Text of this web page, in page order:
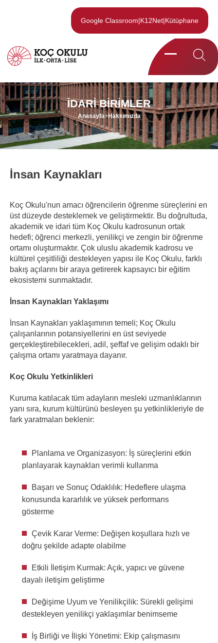
Google Classroom|K12Net|Kütüphane
İDARI BIRIMLER
Anasayfa>Hakkımızda
İnsan Kaynakları
Koç Okulu'nun amacı öğrencilerin öğrenme süreçlerini en
üst düzeyde desteklemek ve geliştirmektir. Bu doğrultuda,
akademik ve idari tüm Koç Okulu kadrosunun ortak
hedefi; öğrenci merkezli, yenilikçi ve zengin bir öğrenme
ortamı oluşturmaktır. Çok uluslu akademik kadrosu ve
kültürel çeşitliliği destekleyen yapısı ile Koç Okulu, farklı
bakış açılarını bir araya getirerek kapsayıcı bir eğitim
ekosistemi sunmaktadır.
İnsan Kaynakları Yaklaşımı
İnsan Kaynakları yaklaşımının temeli; Koç Okulu
çalışanlarının potansiyellerini en üst seviyede
gerçekleştirebilecekleri, adil, şeffaf ve gelişim odaklı bir
çalışma ortamı yaratmaya dayanır.
Koç Okulu Yetkinlikleri
Kuruma katılacak tüm adayların mesleki uzmanlıklarının
yanı sıra, kurum kültürünü besleyen şu yetkinlikleriyle de
fark yaratmaları beklenir:
Planlama ve Organizasyon: İş süreçlerini etkin
planlayarak kaynakları verimli kullanma
Başarı ve Sonuç Odaklılık: Hedeflere ulaşma
konusunda kararlılık ve yüksek performans
gösterme
Çevik Karar Verme: Değişen koşullara hızlı ve
doğru şekilde adapte olabilme
Etkili İletişim Kurmak: Açık, yapıcı ve güvene
dayalı iletişim geliştirme
Değişime Uyum ve Yenilikçilik: Sürekli gelişimi
destekleyen yenilikçi yaklaşımlar benimseme
İş Birliği ve İlişki Yönetimi: Ekip çalışmasını